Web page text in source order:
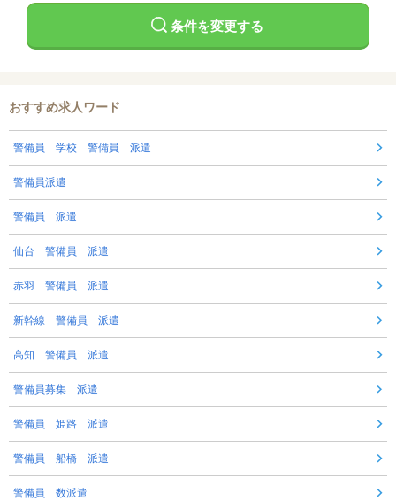
条件を変更する
おすすめ求人ワード
警備員 学校 警備員 派遣
警備員派遣
警備員 派遣
仙台 警備員 派遣
赤羽 警備員 派遣
新幹線 警備員 派遣
高知 警備員 派遣
警備員募集 派遣
警備員 姫路 派遣
警備員 船橋 派遣
警備員 数派遣